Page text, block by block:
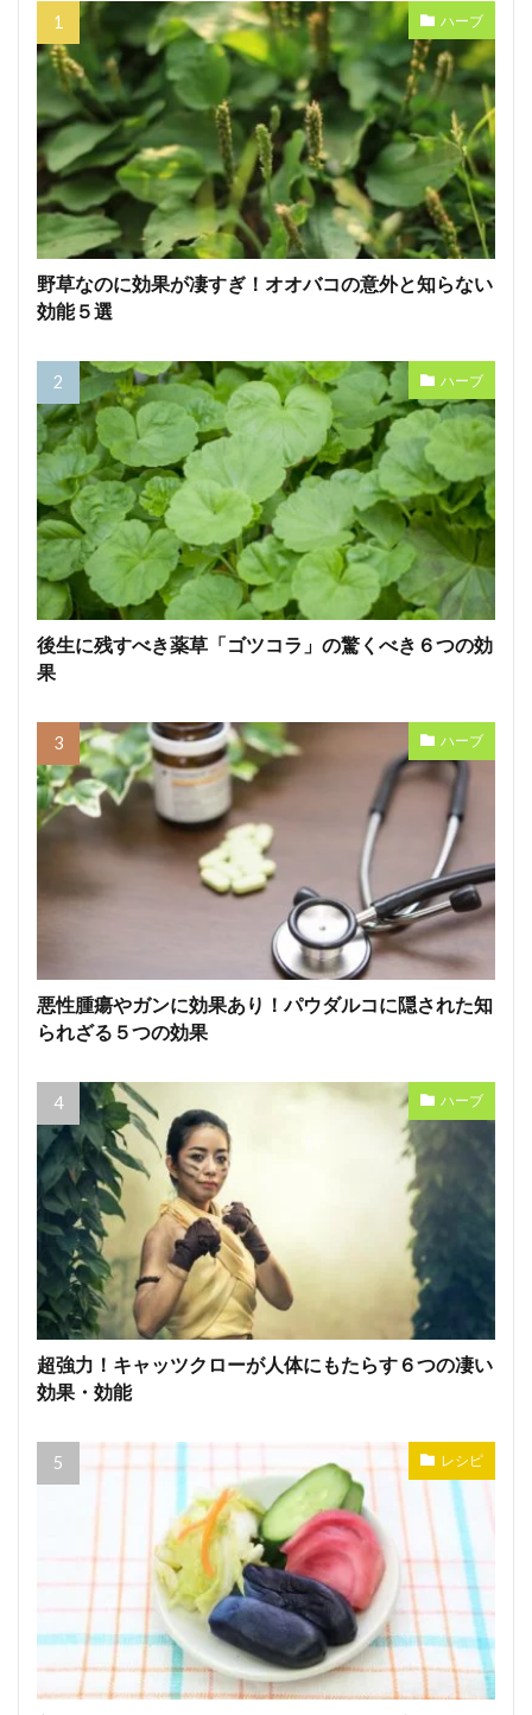
ハーブ
野草なのに効果が凄すぎ！オオバコの意外と知らない
効能５選
ハーブ
後生に残すべき薬草「ゴツコラ」の驚くべき６つの効
果
ハーブ
悪性腫瘍やガンに効果あり！パウダルコに隠された知
られざる５つの効果
ハーブ
超強力！キャッツクローが人体にもたらす６つの凄い
効果・効能
レシピ